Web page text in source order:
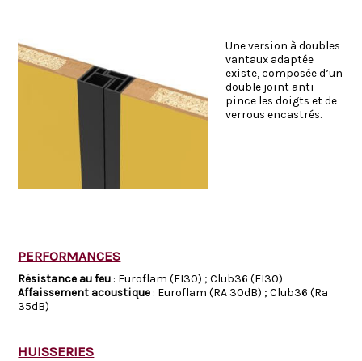
Une version à doubles
vantaux adaptée
existe, composée d’un
double joint anti-
pince les doigts et de
verrous encastrés.
PERFORMANCES
Résistance au feu : Euroflam (EI30) ; Club36 (EI30)
Affaissement acoustique : Euroflam (RA 30dB) ; Club36 (Ra
35dB)
HUISSERIES